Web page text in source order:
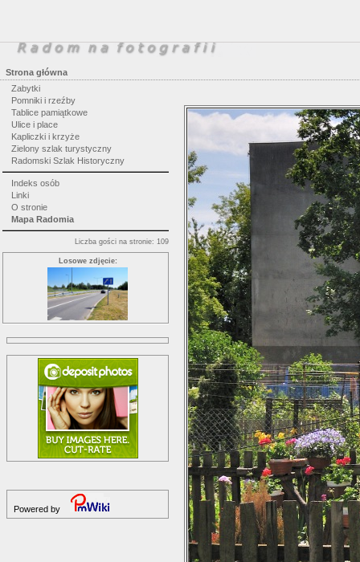
Strona główna
Zabytki
Pomniki i rzeźby
Tablice pamiątkowe
Ulice i place
Kapliczki i krzyże
Zielony szlak turystyczny
Radomski Szlak Historyczny
Indeks osób
Linki
O stronie
Mapa Radomia
Liczba gości na stronie: 109
Losowe zdjęcie:
Powered by